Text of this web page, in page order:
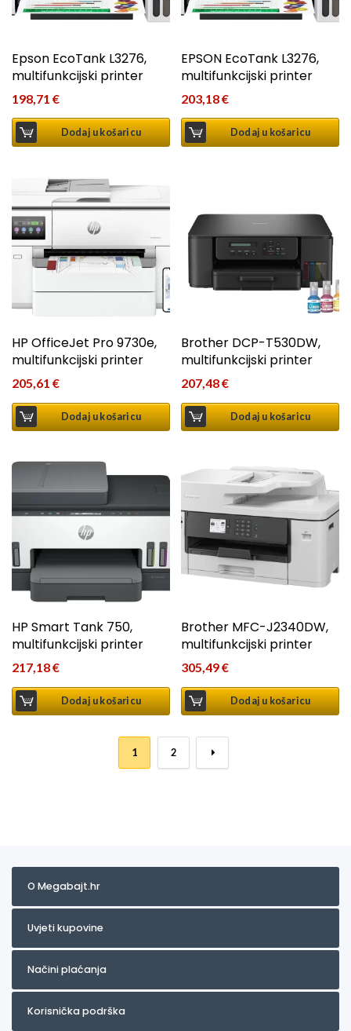
Epson EcoTank L3276,
multifunkcijski printer
198,71 €
Dodaj u košaricu
EPSON EcoTank L3276,
multifunkcijski printer
203,18€
Dodaj u košaricu
HP OfficeJet Pro 9730e,
multifunkcijski printer
205,61 €
Dodaj u košaricu
Brother DCP-T530DW,
multifunkcijski printer
207,48€
Dodaj u košaricu
HP Smart Tank 750,
multifunkcijski printer
217,18€
Dodaj u košaricu
Brother MFC-J2340DW,
multifunkcijski printer
305,49€
Dodaj u košaricu
1 2 →
O Megabajt.hr
Uvjeti kupovine
Načini plaćanja
Korisnička podrška